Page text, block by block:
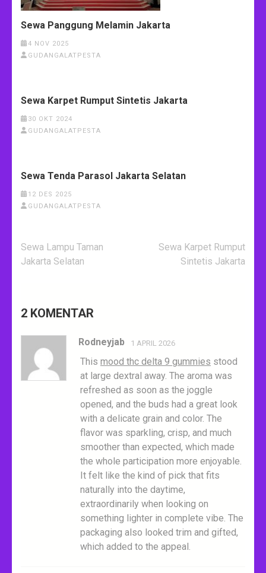
Sewa Panggung Melamin Jakarta
4 NOV 2025
GUDANGALATPESTA
Sewa Karpet Rumput Sintetis Jakarta
30 OKT 2024
GUDANGALATPESTA
Sewa Tenda Parasol Jakarta Selatan
12 DES 2025
GUDANGALATPESTA
Navigasi
pos
Sewa Lampu Taman
Jakarta Selatan
Sewa Karpet Rumput
Sintetis Jakarta
2 KOMENTAR
Rodneyjab 1 APRIL 2026
This mood thc delta 9 gummies stood
at large dextral away. The aroma was
refreshed as soon as the joggle
opened, and the buds had a great look
with a delicate grain and color. The
flavor was sparkling, crisp, and much
smoother than expected, which made
the whole participation more enjoyable.
It felt like the kind of pick that fits
naturally into the daytime,
extraordinarily when looking on
something lighter in complete vibe. The
packaging also looked trim and gifted,
which added to the appeal.